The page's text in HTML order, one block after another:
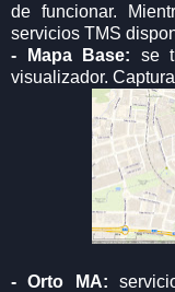
de funcionar.
servicios TMS
- Mapa Base: se
visualizador.
- Orto MA: